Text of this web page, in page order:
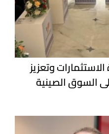
وتعزيز
السوق الصينية